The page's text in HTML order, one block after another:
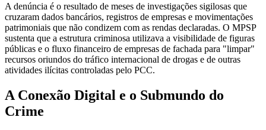
A denúncia é o resultado de meses de investigações sigilosas que
cruzaram dados bancários, registros de empresas e movimentações
patrimoniais que não condizem com as rendas declaradas. O MPSP
sustenta que a estrutura criminosa utilizava a visibilidade de figuras
públicas e o fluxo financeiro de empresas de fachada para "limpar"
recursos oriundos do tráfico internacional de drogas e de outras
atividades ilícitas controladas pelo PCC.
A Conexão Digital e o Submundo do
Crime